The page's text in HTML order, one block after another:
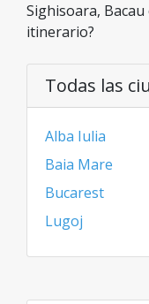
Sighisoara,
itinerario?
Todas las
Alba Iulia
Baia Mare
Bucarest
Lugoj